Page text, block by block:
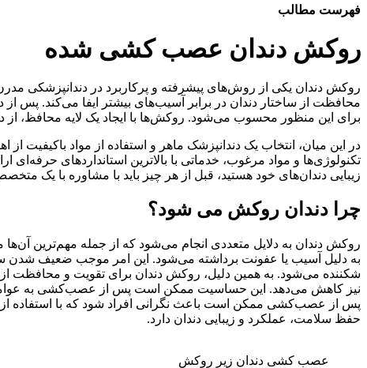
فهرست مطالب
روکش دندان عصب کشی شده
روکش دندان یکی از روش‌های پیشرفته و پرکاربرد در دندانپزشکی
محافظت از ساختار دندان در برابر آسیب‌های بیشتر ایفا می‌کند. پس
برای این منظور محسوب می‌شود. روکش‌ها با ایجاد یک لایه محافظ،
در این میان، انتخاب یک دندانپزشک ماهر و استفاده از مواد باکیفیت از
تکنولوژی‌ها و مواد مرغوب، خدماتی با بالاترین استانداردهای
زیبایی دندان‌های خود هستید، قبل از هر چیز باید با مشاوره با یک
چرا دندان روکش می شود؟
روکش دندان به دلایل متعددی انجام می‌شود که از جمله مهم‌ترین
به دلیل آسیب یا عفونت برداشته می‌شود. این امر موجب ضعیف شدن
شکننده می‌شود. به همین دلیل، روکش دندان برای تقویت و محافظت
نیز کاهش می‌دهد. این حساسیت ممکن است پس از عصب‌کشی به عواملی
پس از عصب‌کشی ممکن است باعث نگرانی افراد شود که با استفاده
حفظ سلامت، عملکرد و زیبایی دندان دارد.
عصب کشی دندان زیر روکش